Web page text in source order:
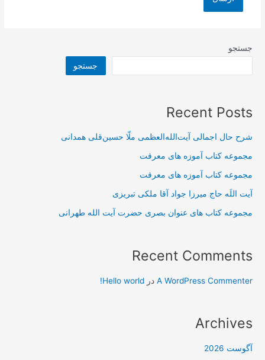
جستجو
جستجو
Recent Posts
شرح حال اجمالی آیت‌الله‌العظمی ملّا حسین‌قلی همدانی
مجموعه کتاب آموزه های معرفت
مجموعه کتاب آموزه های معرفت
آیت اللَه حاج میرزا جواد آقا ملکی تبریزی
مجموعه کتاب های عنوان بصری حضرت آیت الله طهرانی
Recent Comments
A WordPress Commenter درHello world!
Archives
آگوست 2026